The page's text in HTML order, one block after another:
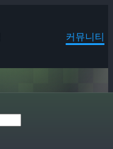
커뮤니티